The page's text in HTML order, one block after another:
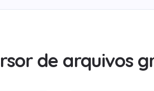
de arquivos